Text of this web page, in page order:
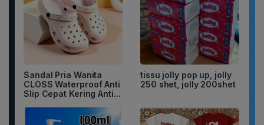
Sandal Pria Wanita
CLOSS Waterproof Anti
Slip Cepat Kering Anti...
tissu jolly pop up, jolly
250 shet, jolly 200shet